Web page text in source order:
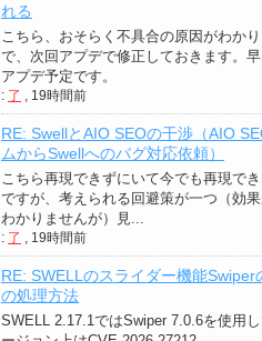
れる
こちら、おそらく不具合の原因がわか
で、次回アプデで修正しておきます。
アプデ予定です。
: 了 19時間前
RE: SwellとAIO SEOの干渉（AIO
ムからSwellへのバグ対応依頼）
こちら再現できずにいて今でも再現で
ですが、考えられる回避策が一つ（効
わかりませんが）見...
: 了 19時間前
RE: SWELLのスライダー機能Swiper
の処理方法
SWELL 2.17.1ではSwiper 7.0.6を使用